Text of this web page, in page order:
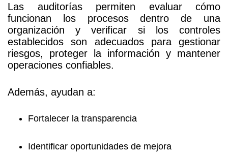
Las auditorías permiten evaluar cómo
funcionan los procesos dentro de una
organización y verificar si los controles
establecidos son adecuados para gestionar
riesgos, proteger la información y mantener
operaciones confiables.
Además, ayudan a:
Fortalecer la transparencia
Identificar oportunidades de mejora